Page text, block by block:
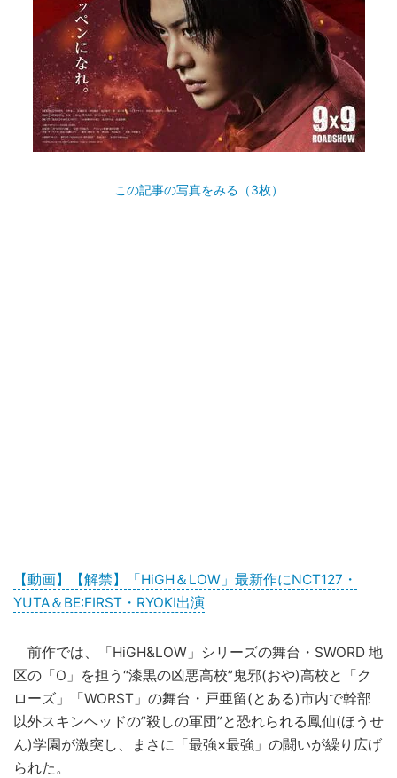
この記事の写真をみる（3枚）
【動画】【解禁】「HiGH＆LOW」最新作にNCT127・
YUTA＆BE:FIRST・RYOKI出演
前作では、「HiGH&LOW」シリーズの舞台・SWORD 地
区の「O」を担う“漆黒の凶悪高校”鬼邪(おや)高校と「ク
ローズ」「WORST」の舞台・戸亜留(とある)市内で幹部
以外スキンヘッドの”殺しの軍団”と恐れられる鳳仙(ほうせ
ん)学園が激突し、まさに「最強×最強」の闘いが繰り広げ
られた。